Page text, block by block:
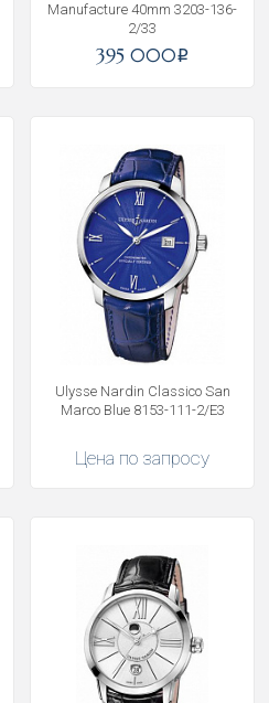
Manufacture 40mm 3203-136-
2/33
395 000i
Ulysse Nardin Classico San
Marco Blue 8153-111-2/E3
Цена по запросу